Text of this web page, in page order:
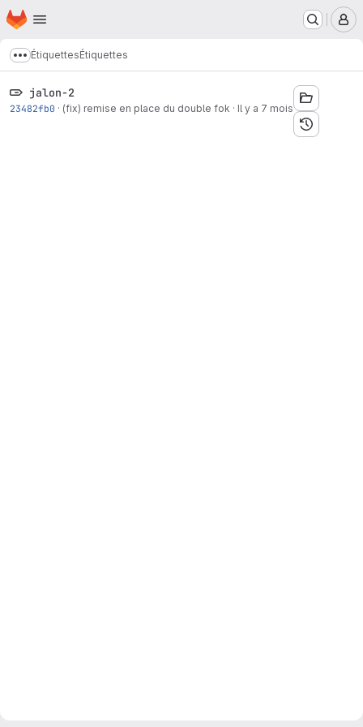
Passer au contenu principal
Page d'accueil
Afficher davantage de fils d'Ariane
ÉtiquettesÉtiquettes
jalon-2
23482fb0 · (fix) remise en place du double fok · Il y a 7 mois